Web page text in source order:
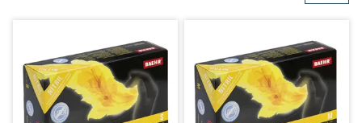
Nullstill